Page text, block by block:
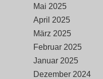
Mai 2025
April 2025
März 2025
Februar 2025
Januar 2025
Dezember 2024